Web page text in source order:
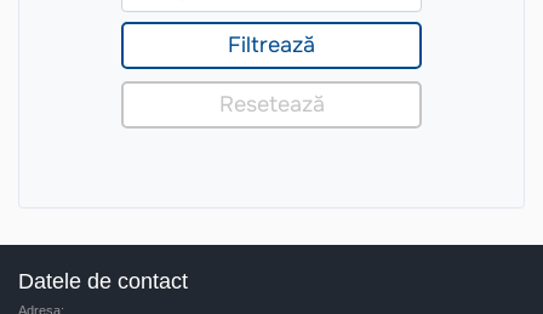
Datele de contact
Adresa: